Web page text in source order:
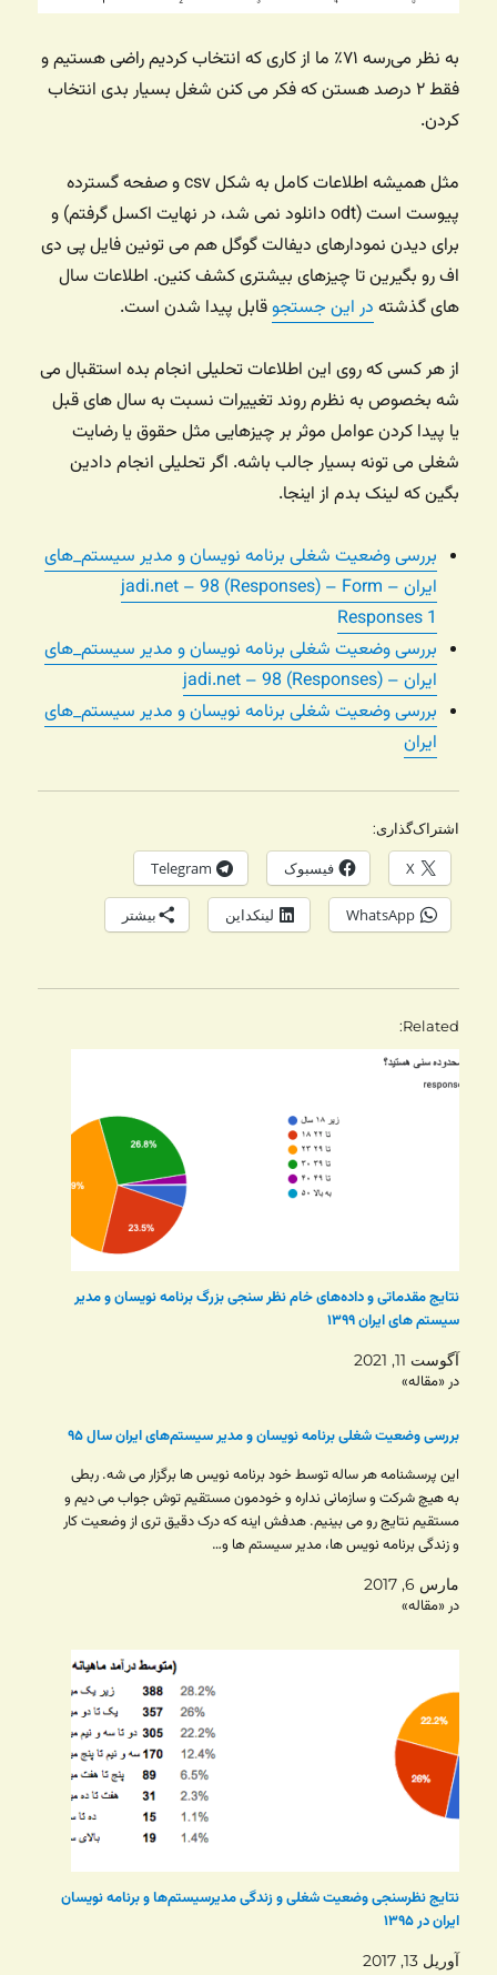
به نظر می‌رسه ۷۱٪ ما از کاری که انتخاب کردیم راضی هستیم و
فقط ۲ درصد هستن که فکر می کنن شغل بسیار بدی انتخاب
کردن.
مثل همیشه اطلاعات کامل به شکل csv و صفحه گسترده
پیوست است (odt دانلود نمی شد، در نهایت اکسل گرفتم) و
برای دیدن نمودارهای دیفالت گوگل هم می تونین فایل پی دی
اف رو بگیرین تا چیزهای بیشتری کشف کنین. اطلاعات سال
های گذشته در این جستجوقابل پیدا شدن است.
از هر کسی که روی این اطلاعات تحلیلی انجام بده استقبال می
شه بخصوص به نظرم روند تغییرات نسبت به سال های قبل
یا پیدا کردن عوامل موثر بر چیزهایی مثل حقوق یا رضایت
شغلی می تونه بسیار جالب باشه. اگر تحلیلی انجام دادین
بگین که لینک بدم از اینجا.
بررسی وضعیت شغلی برنامه نویسان و مدیر سیستم_های
ایران – jadi.net – 98 (Responses) – Form
Responses 1
بررسی وضعیت شغلی برنامه نویسان و مدیر سیستم_های
ایران – jadi.net – 98 (Responses)
بررسی وضعیت شغلی برنامه نویسان و مدیر سیستم_های
ایران
اشتراک‌گذاری:
X فیسبوک Telegram
WhatsApp لینکداین بیشتر
Related
نتایج مقدماتی و داده‌های خام نظر سنجی بزرگ برنامه نویسان و مدیر
سیستم های ایران ۱۳۹۹
آگوست 11, 2021
در «مقاله»
بررسی وضعیت شغلی برنامه نویسان و مدیر سیستم‌های ایران سال ۹۵
این پرسشنامه هر ساله توسط خود برنامه نویس ها برگزار می شه. ربطی
به هیچ شرکت و سازمانی نداره و خودمون مستقیم توش جواب می دیم و
مستقیم نتایج رو می بینیم. هدفش اینه که درک دقیق تری از وضعیت کار
و زندگی برنامه نویس ها، مدیر سیستم ها و…
مارس 6, 2017
در «مقاله»
نتایج نظرسنجی وضعیت شغلی و زندگی مدیرسیستم‌ها و برنامه نویسان
ایران در ۱۳۹۵
آوریل 13, 2017